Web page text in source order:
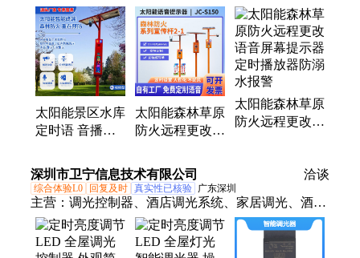
语音警报器、户外森林防火声光报警、太阳能语音宣
传杆、森林防火视频监控杆
太阳能景区水库
定时语 音播报
报警器工地语音
提示器
太阳能森林草原
防火远程更改语
时播放器防溺水
报警
太阳能森林草原
防火远程更改语
深圳市卫宁信息技术有限公司 洽谈
综合体验L0 回复及时 真实性已核验 广东深圳
主营： 调光控制器、酒店调光系统、家居调光、酒店
客房控制系统、智慧酒店系统、酒店RCU